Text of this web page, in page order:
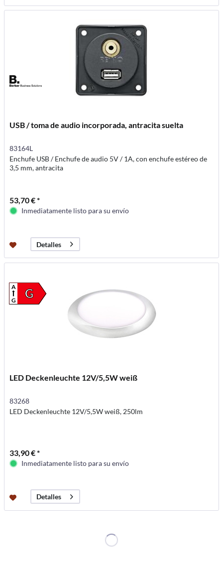
USB / toma de audio incorporada, antracita suelta
83164L
Enchufe USB / Enchufe de audio 5V / 1A, con enchufe estéreo de
3,5 mm, antracita
53,70 € *
Inmediatamente listo para su envío
Detalles
G
A
G
LED Deckenleuchte 12V/5,5W weiß
83268
LED Deckenleuchte 12V/5,5W weiß, 250lm
33,90 € *
Inmediatamente listo para su envío
Detalles